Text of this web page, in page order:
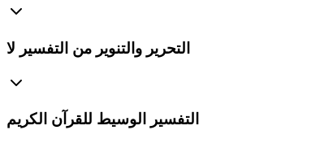
التحرير والتنوير من التفسير لا
التفسير الوسيط للقرآن الكريم